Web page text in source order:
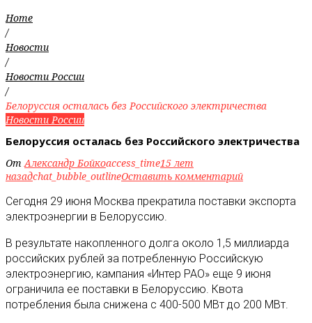
Home
/
Новости
/
Новости России
/
Белоруссия осталась без Российского электричества
Новости России
Белоруссия осталась без Российского электричества
ОтАлександр Бойкоaccess_time15 лет
назадchat_bubble_outlineОставить комментарий
Сегодня 29 июня Москва прекратила поставки экспорта
электроэнергии в Белоруссию.
В результате накопленного долга около 1,5 миллиарда
российских рублей за потребленную Российскую
электроэнергию, кампания «Интер РАО» еще 9 июня
ограничила ее поставки в Белоруссию. Квота
потребления была снижена с 400-500 МВт до 200 МВт.